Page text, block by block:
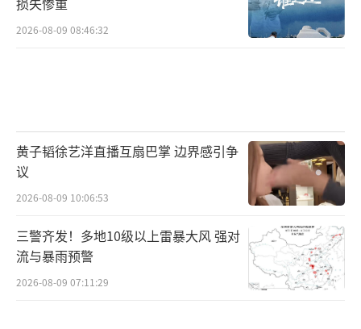
2026-08-09 08:46:32
黄子韬徐艺洋直播互扇巴掌 边界感引争
议
2026-08-09 10:06:53
三警齐发！多地10级以上雷暴大风 强对
流与暴雨预警
2026-08-09 07:11:29